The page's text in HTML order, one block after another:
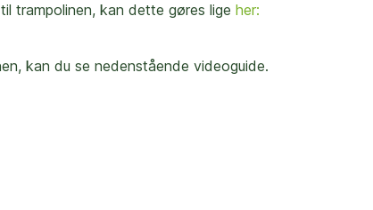
trampolinen, kan dette gøres lige her:
kan du se nedenstående videoguide.